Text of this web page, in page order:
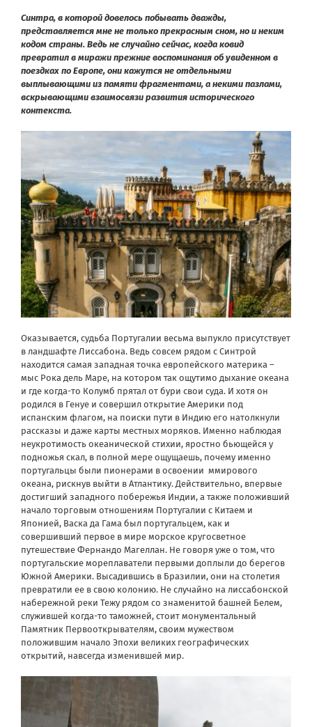
Синтра, в которой довелось побывать дважды,
представляется мне не только прекрасным сном, но и неким
кодом страны. Ведь не случайно сейчас, когда ковид
превратил в миражи прежние воспоминания об увиденном в
поездках по Европе, они кажутся не отдельными
выплывающими из памяти фрагментами, а некими пазлами,
вскрывающими взаимосвязи развития исторического
контекста.
Оказывается, судьба Португалии весьма выпукло присутствует
в ландшафте Лиссабона. Ведь совсем рядом с Синтрой
находится самая западная точка европейского материка –
мыс Рока дель Маре, на котором так ощутимо дыхание океана
и где когда-то Колумб прятал от бури свои суда. И хотя он
родился в Генуе и совершил открытие Америки под
испанским флагом, на поиски пути в Индию его натолкнули
рассказы и даже карты местных моряков. Именно наблюдая
неукротимость океанической стихии, яростно бьющейся у
подножья скал, в полной мере ощущаешь, почему именно
португальцы были пионерами в освоении ммирового
океана, рискнув выйти в Атлантику. Действительно, впервые
достигший западного побережья Индии, а также положивший
начало торговым отношениям Португалии с Китаем и
Японией, Васка да Гама был португальцем, как и
совершивший первое в мире морское кругосветное
путешествие Фернандо Магеллан. Не говоря уже о том, что
португальские мореплаватели первыми доплыли до берегов
Южной Америки. Высадившись в Бразилии, они на столетия
превратили ее в свою колонию. Не случайно на лиссабонской
набережной реки Тежу рядом со знаменитой башней Белем,
служившей когда-то таможней, стоит монументальный
Памятник Первооткрывателям, своим мужеством
положившим начало Эпохи великих географических
открытий, навсегда изменившей мир.